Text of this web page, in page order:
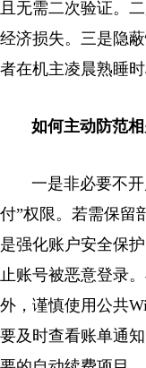
且无需二次验证。
经济损失。三是隐
者在机主凌晨熟睡
如何主动防范
一是非必要不开
付”权限。若需保留
是强化账户安全保
止账号被恶意登录
外，谨慎使用公共
要及时查看账单通